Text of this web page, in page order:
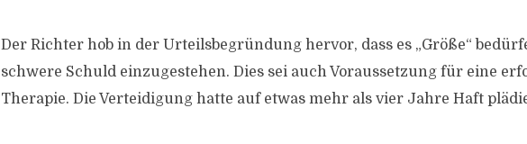
Der Richter hob in der Urteilsbegründung hervor, dass es „Größe“
schwere Schuld einzugestehen. Dies sei auch Voraussetzung für eine
Therapie. Die Verteidigung hatte auf etwas mehr als vier Jahre Haft